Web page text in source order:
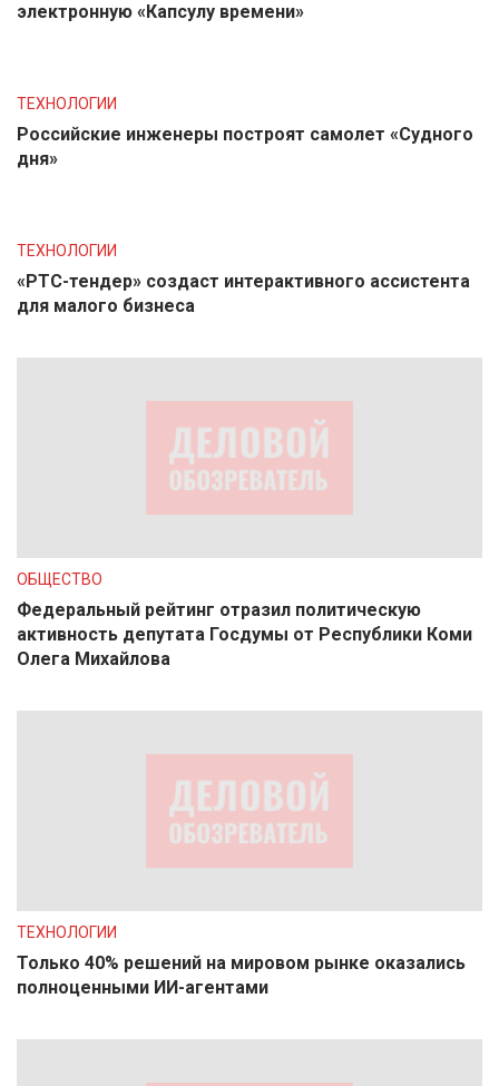
электронную «Капсулу времени»
ТЕХНОЛОГИИ
Российские инженеры построят самолет «Судного
дня»
ТЕХНОЛОГИИ
«РТС-тендер» создаст интерактивного ассистента
для малого бизнеса
ОБЩЕСТВО
Федеральный рейтинг отразил политическую
активность депутата Госдумы от Республики Коми
Олега Михайлова
ТЕХНОЛОГИИ
Только 40% решений на мировом рынке оказались
полноценными ИИ-агентами